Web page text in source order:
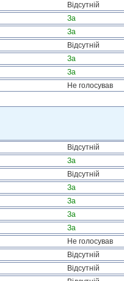
Відсутній
За
За
Відсутній
За
За
Не голосував
Відсутній
За
Відсутній
За
За
За
За
Не голосував
Відсутній
Відсутній